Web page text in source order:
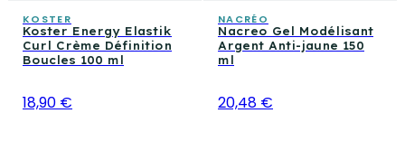
KOSTER
Koster Energy Elastik
Curl Crème Définition
Boucles 100 ml
18,90 €
NACRÉO
Nacreo Gel Modélisant
Argent Anti-jaune 150
ml
20,48 €